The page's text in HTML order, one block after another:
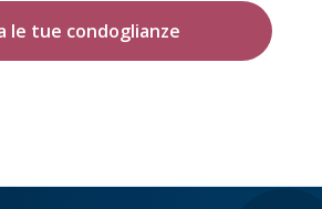
le tue condoglianze